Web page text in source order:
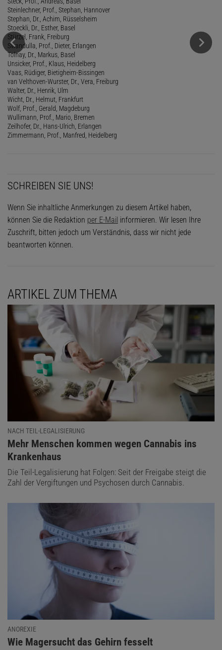
Steinlechner, Prof., Stephan, Hannover
Stephan, Dr., Achim, Rüsselsheim
Stoeckli, Dr., Esther, Basel
Stürzel, Frank, Freiburg
Swandulla, Prof., Dieter, Erlangen
Tolnay, Dr., Markus, Basel
Unsicker, Prof., Klaus, Heidelberg
Vaas, Rüdiger, Bietigheim-Bissingen
van Velthoven-Wurster, Dr., Vera, Freiburg
Walter, Dr., Henrik, Ulm
Wicht, Dr., Helmut, Frankfurt
Wolf, Prof., Gerald, Magdeburg
Wullimann, Prof., Mario, Bremen
Zeilhofer, Dr., Hans-Ulrich, Erlangen
Zimmermann, Prof., Manfred, Heidelberg
SCHREIBEN SIE UNS!
Wenn Sie inhaltliche Anmerkungen zu diesem Artikel haben,
können Sie die Redaktion per E-Mail informieren. Wir lesen Ihre
Zuschrift, bitten jedoch um Verständnis, dass wir nicht jede
beantworten können.
ARTIKEL ZUM THEMA
NACH TEIL-LEGALISIERUNG
:
Mehr Menschen kommen wegen Cannabis ins
Krankenhaus
Die Teil-Legalisierung hat Folgen: Seit der Freigabe steigt die
Zahl der Vergiftungen und Psychosen durch Cannabis.
ANOREXIE
:
Wie Magersucht das Gehirn fesselt